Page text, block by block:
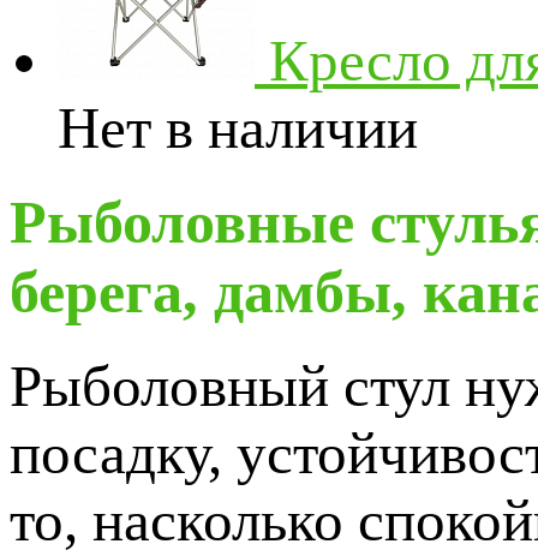
Кресло
Нет в наличии
Рыболовные
берега, дамбы,
Рыболовный стул
посадку,
то, насколько